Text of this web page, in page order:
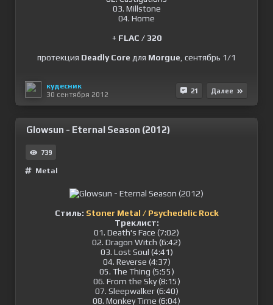
03. Millstone
04. Home
+ FLAC / 320
протекция Deadly Core для Morgue , сентябрь 1/1
кудесник
30 сентября 2012
21 Далее
Glowsun - Eternal Season (2012)
739
Metal
Стиль: Stoner Metal / Psychedelic Rock
Треклист:
01. Death's Face (7:02)
02. Dragon Witch (6:42)
03. Lost Soul (4:41)
04. Reverse (4:37)
05. The Thing (5:55)
06. From the Sky (8:15)
07. Sleepwalker (6:40)
08. Monkey Time (6:04)